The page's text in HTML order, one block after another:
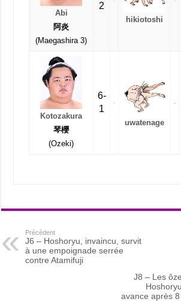
Abi
阿炎
(Maegashira 3)
2
hikiotoshi
Kotozakura
琴櫻
(Ozeki)
6-
1
uwatenage
Précédent
J6 – Hoshoryu, invaincu, survit
à une empoignade serrée
contre Atamifuji
J8 – Les
avance après